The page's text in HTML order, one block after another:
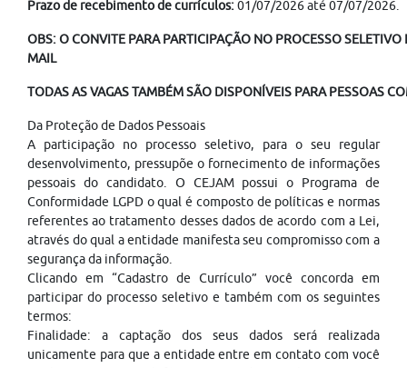
Prazo de recebimento de currículos:01/07/2026 até 07/07/2026.
OBS: O CONVITE PARA PARTICIPAÇÃO NO PROCESSO SELETIVO
MAIL
TODAS AS VAGAS TAMBÉM SÃO DISPONÍVEIS PARA PESSOAS
Da Proteção de Dados Pessoais
A participação no processo seletivo, para o seu regular
desenvolvimento, pressupõe o fornecimento de informações
pessoais do candidato. O CEJAM possui o Programa de
Conformidade LGPD o qual é composto de políticas e normas
referentes ao tratamento desses dados de acordo com a Lei,
através do qual a entidade manifesta seu compromisso com a
segurança da informação.
Clicando em “Cadastro de Currículo” você concorda em
participar do processo seletivo e também com os seguintes
termos:
Finalidade: a captação dos seus dados será realizada
unicamente para que a entidade entre em contato com você